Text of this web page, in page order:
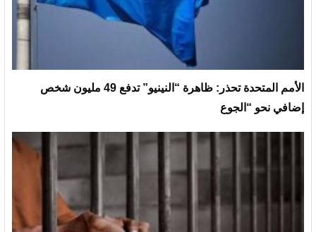
الأمم المتحدة تحذر: ظاهرة “النينيو” تدفع 49 مليون شخص
إضافي نحو “الجوع